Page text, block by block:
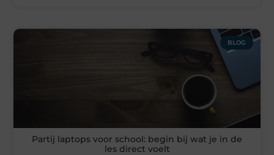
BLOG
Partij laptops voor school: begin bij wat je in de
les direct voelt